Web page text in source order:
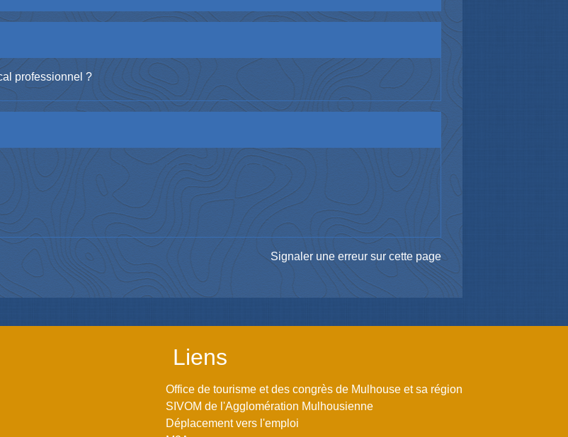
professionnel ?
Signaler une erreur sur cette page
Liens
Office de tourisme et des congrès de Mulhouse et sa région
SIVOM de l'Agglomération Mulhousienne
Déplacement vers l'emploi